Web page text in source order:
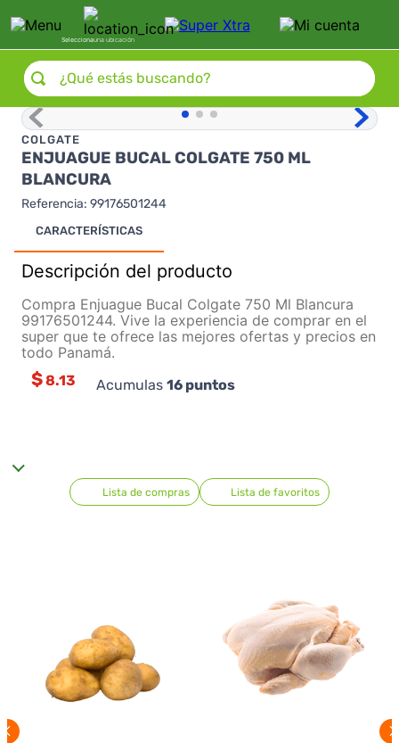
Seleccionauna ubicación
¿Qué estás buscando?
COLGATE
ENJUAGUE BUCAL COLGATE 750 ML
BLANCURA
Referencia: 99176501244
CARACTERÍSTICAS
Descripción del producto
Compra Enjuague Bucal Colgate 750 Ml Blancura
99176501244. Vive la experiencia de comprar en el
super que te ofrece las mejores ofertas y precios en
todo Panamá.
$8.13 Acumulas 16puntos
Lista de compras Lista de favoritos